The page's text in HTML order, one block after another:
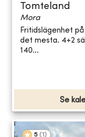
Tomteland
Mora
Fritidslägenhet
det mesta. 4+2
140...
Se
5 (1 )